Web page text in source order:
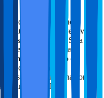
requiere consistencia:
mantenimiento preventivo,
tras cada estancia. Si la
resiente y las reseñas lo
para cada cambio de
de actuación ante
gestionada funciona como
improvisadas.